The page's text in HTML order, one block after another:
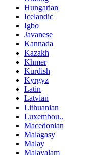
Hungarian
Icelandic
Igbo
Javanese
Kannada
Kazakh
Khmer
Kurdish
Kyrgyz
Latin
Latvian
Lithuanian
Luxembou..
Macedonian
Malagasy
Malay
Malayalam